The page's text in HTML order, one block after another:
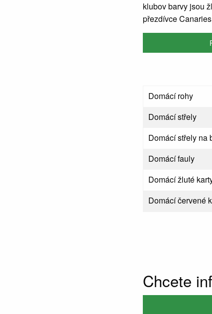
klubov barvy jsou
přezdívce
Domácí rohy
Domácí střely
Domácí střely na
Domácí fauly
Domácí žluté
Domácí červené
Chcete